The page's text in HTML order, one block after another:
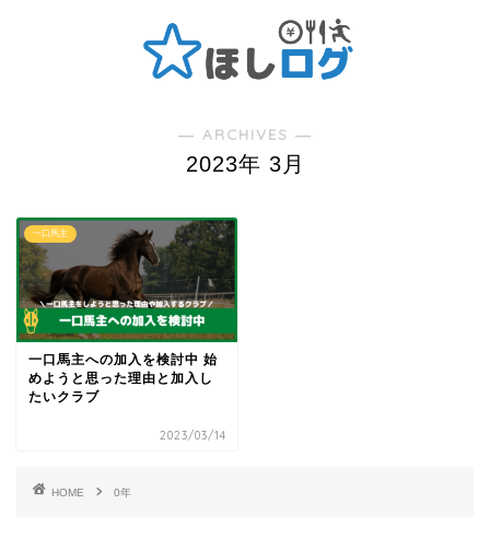
― ARCHIVES ―
2023年 3月
一口馬主
一口馬主への加入を検討中 始
めようと思った理由と加入し
たいクラブ
2023/03/14
HOME 0年